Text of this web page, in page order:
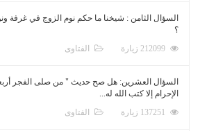
السؤال الثامن : شيخنا ما حكم نوم الزوج في غرفة
؟
الفتاوى
السؤال العشرين: هل صح حديث " من صلى الفجر
الإحرام إلا كتب الله له...
الفتاوى